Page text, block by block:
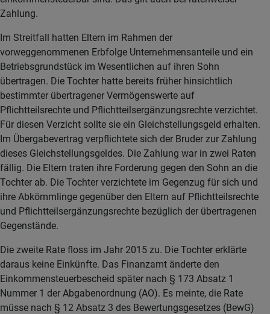
Zahlung.
Im Streitfall hatten Eltern im Rahmen der
vorweggenommenen Erbfolge Unternehmensanteile und ein
Betriebsgrundstück im Wesentlichen auf ihren Sohn
übertragen. Die Tochter hatte bereits früher hinsichtlich
bestimmter übertragener Vermögenswerte auf
Pflichtteilsrechte und Pflichtteilsergänzungsrechte verzichtet.
Für diesen Verzicht sollte sie ein Gleichstellungsgeld erhalten.
Im Übergabevertrag verpflichtete sich der Bruder zur Zahlung
dieses Gleichstellungsgeldes. Die Zahlung war in zwei Raten
fällig. Die Eltern traten ihre Forderung gegen den Sohn an die
Tochter ab. Die Tochter verzichtete im Gegenzug für sich und
ihre Abkömmlinge gegenüber den Eltern auf Pflichtteilsrechte
und Pflichtteilsergänzungsrechte bezüglich der übertragenen
Gegenstände.
Die zweite Rate floss im Jahr 2015 zu. Die Tochter erklärte
daraus keine Einkünfte. Das Finanzamt änderte den
Einkommensteuerbescheid später nach § 173 Absatz 1
Nummer 1 der Abgabenordnung (AO). Es meinte, die Rate
müsse nach § 12 Absatz 3 des Bewertungsgesetzes (BewG)